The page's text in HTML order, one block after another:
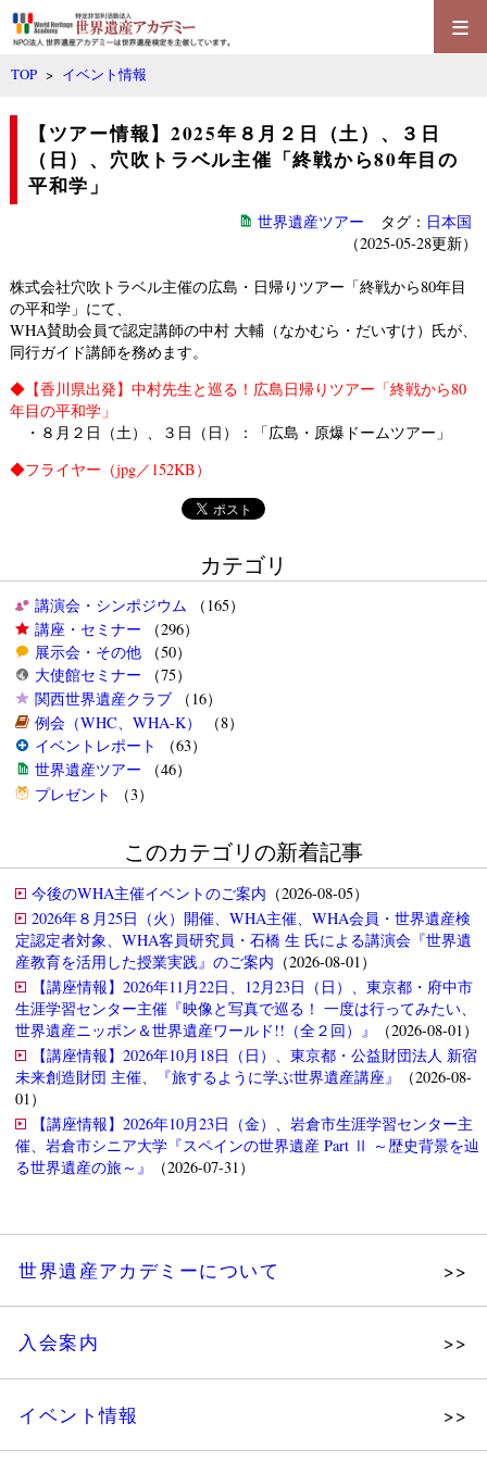
≡
TOP > イベント情報
【ツアー情報】2025年８月２日（土）、３日
（日）、穴吹トラベル主催「終戦から80年目の
平和学」
世界遺産ツアー タグ： 日本国
（2025-05-28更新）
株式会社穴吹トラベル主催の広島・日帰りツアー「終戦から80年目
の平和学」にて、
WHA賛助会員で認定講師の中村 大輔（なかむら・だいすけ）氏が、
同行ガイド講師を務めます。
◆【香川県出発】中村先生と巡る！広島日帰りツアー「終戦から80
年目の平和学」
・８月２日（土）、３日（日）：「広島・原爆ドームツアー」
◆フライヤー （jpg／152KB）
カテゴリ
講演会・シンポジウム （165）
講座・セミナー （296）
展示会・その他（50）
大使館セミナー （75）
関西世界遺産クラブ（16）
例会（WHC、WHA-K）
（8）
イベントレポート
（63）
世界遺産ツアー （46）
プレゼント
（3）
このカテゴリの新着記事
今後のWHA主催イベントのご案内 （2026-08-05）
2026年８月25日（火）開催、WHA主催、WHA会員・世界遺産検
定認定者対象、WHA客員研究員・石橋 生 氏による講演会『世界遺
産教育を活用した授業実践』のご案内 （2026-08-01）
【講座情報】2026年11月22日、12月23日（日）、東京都・府中市
生涯学習センター主催『映像と写真で巡る！ 一度は行ってみたい、
世界遺産ニッポン＆世界遺産ワールド!!（全２回）』
（2026-08-01）
【講座情報】2026年10月18日（日）、東京都・公益財団法人 新宿
未来創造財団 主催、『旅するように学ぶ世界遺産講座』
（2026-08-
01）
【講座情報】2026年10月23日（金）、岩倉市生涯学習センター主
催、岩倉市シニア大学『スペインの世界遺産 Part Ⅱ ～歴史背景を辿
る世界遺産の旅～』
（2026-07-31）
世界遺産アカデミーについて
入会案内
イベント情報